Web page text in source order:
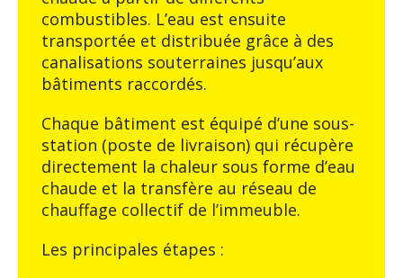
combustibles. L’eau est ensuite
transportée et distribuée grâce à des
canalisations souterraines jusqu’aux
bâtiments raccordés.
Chaque bâtiment est équipé d’une sous-
station (poste de livraison) qui récupère
directement la chaleur sous forme d’eau
chaude et la transfère au réseau de
chauffage collectif de l’immeuble.
Les principales étapes :